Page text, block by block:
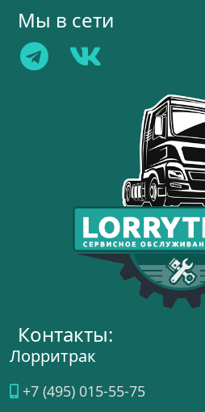
Мы в сети
Контакты:
Лорритрак
+7 (495) 015-55-75